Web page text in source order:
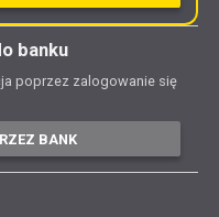
banku
poprzez zalogowanie się
BANK